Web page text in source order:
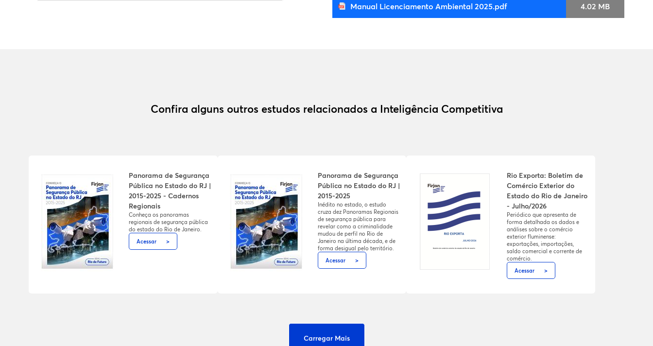
Manual Licenciamento Ambiental 2025.pdf 4.02 MB
Confira alguns outros estudos relacionados a Inteligência Competitiva
Panorama de Segurança
Pública no Estado do RJ |
2015-2025 - Cadernos
Regionais
Conheça os panoramas
regionais de segurança pública
do estado do Rio de Janeiro.
Acessar
Panorama de Segurança
Pública no Estado do RJ |
2015-2025
Inédito no estado, o estudo
cruza dez Panoramas Regionais
de segurança pública para
revelar como a criminalidade
mudou de perfil no Rio de
Janeiro na última década, e de
forma desigual pelo território.
Acessar
Rio Exporta: Boletim de
Comércio Exterior do
Estado do Rio de Janeiro
- Julho/2026
Periódico que apresenta de
forma detalhada os dados e
análises sobre o comércio
exterior fluminense:
exportações, importações,
saldo comercial e corrente de
comércio.
Acessar
Carregar Mais